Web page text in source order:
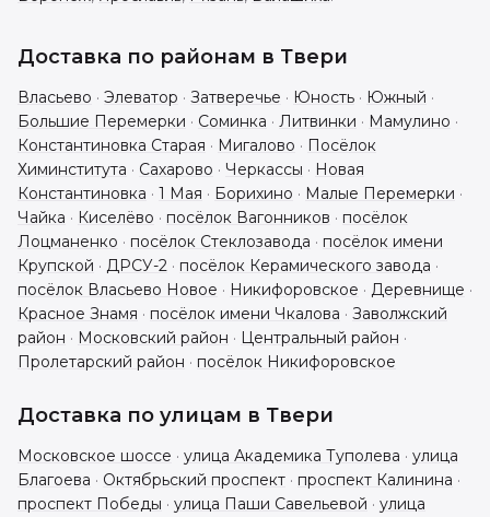
Доставка по районам в Твери
Власьево · Элеватор · Затверечье · Юность · Южный ·
Большие Перемерки · Соминка · Литвинки · Мамулино ·
Константиновка Старая · Мигалово · Посёлок
Химинститута · Сахарово · Черкассы · Новая
Константиновка · 1 Мая · Борихино · Малые Перемерки ·
Чайка · Киселёво · посёлок Вагонников · посёлок
Лоцманенко · посёлок Стеклозавода · посёлок имени
Крупской · ДРСУ-2 · посёлок Керамического завода ·
посёлок Власьево Новое · Никифоровское · Деревнище ·
Красное Знамя · посёлок имени Чкалова · Заволжский
район · Московский район · Центральный район ·
Пролетарский район · посёлок Никифоровское
Доставка по улицам в Твери
Московское шоссе · улица Академика Туполева · улица
Благоева · Октябрьский проспект · проспект Калинина ·
проспект Победы · улица Паши Савельевой · улица